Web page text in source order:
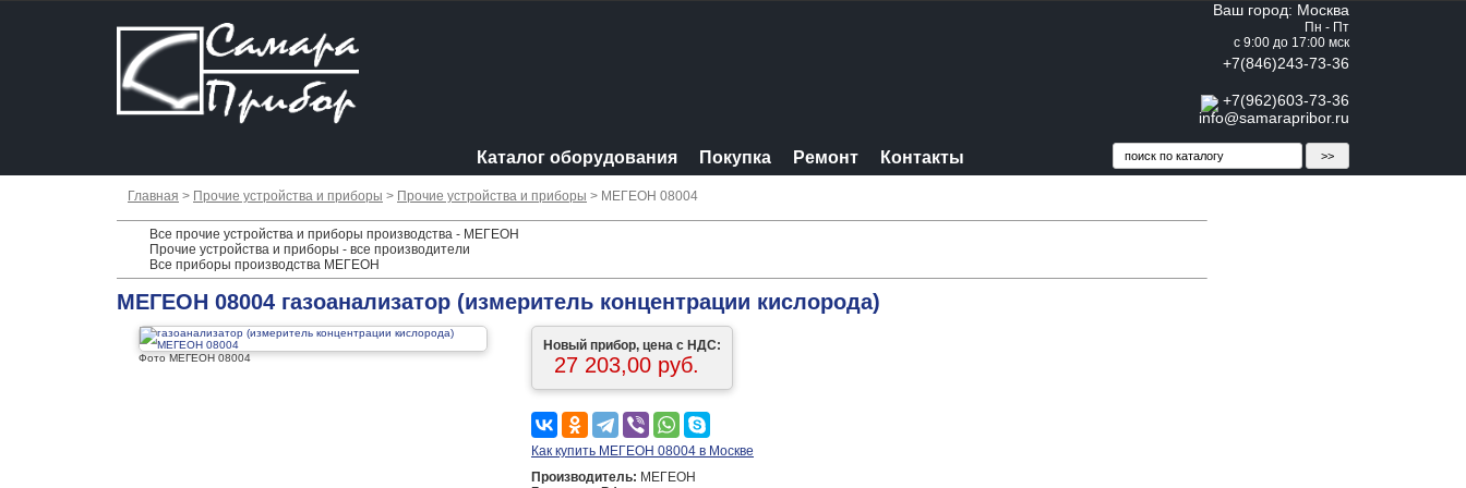
Ваш город: Москва
Пн - Пт
с 9:00 до 17:00 мск
+7(846)243-73-36
+7(962)603-73-36
info@samarapribor.ru
Каталог оборудования Покупка Ремонт Контакты
Главная > Прочие устройства и приборы > Прочие устройства и приборы > МЕГЕОН 08004
Все прочие устройства и приборы производства - МЕГЕОН
Прочие устройства и приборы - все производители
Все приборы производства МЕГЕОН
МЕГЕОН 08004 газоанализатор (измеритель концентрации кислорода)
Фото МЕГЕОН 08004
Новый прибор, цена с НДС:
27 203,00 руб.
Как купить МЕГЕОН 08004 в Москве
Производитель: МЕГЕОН